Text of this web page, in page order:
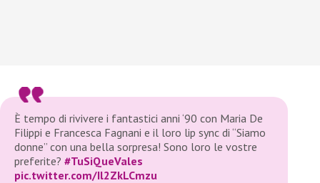
È tempo di rivivere i fantastici anni ‘90 con Maria De
Filippi e Francesca Fagnani e il loro lip sync di “Siamo
donne” con una bella sorpresa! Sono loro le vostre
preferite? #TuSiQueVales
pic.twitter.com/Il2ZkLCmzu